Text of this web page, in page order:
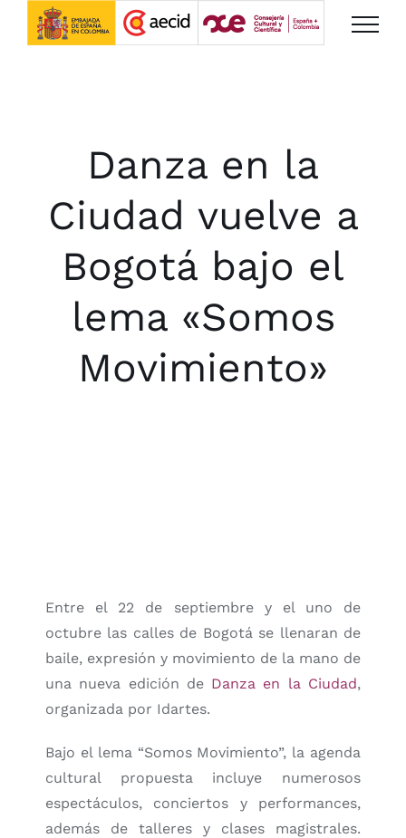
Saltar
Danza en la
Ciudad vuelve a
Bogotá bajo el
lema «Somos
Movimiento»
Entre el 22 de septiembre y el uno de
octubre las calles de Bogotá se llenaran de
baile, expresión y movimiento de la mano de
una nueva edición de Danza en la Ciudad,
organizada por Idartes.
Bajo el lema “Somos Movimiento”, la agenda
cultural propuesta incluye numerosos
espectáculos, conciertos y performances,
además de talleres y clases magistrales.